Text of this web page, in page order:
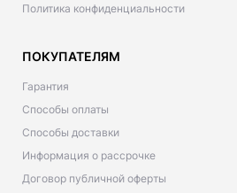
Политика конфиденциальности
ПОКУПАТЕЛЯМ
Гарантия
Способы оплаты
Способы доставки
Информация о рассрочке
Договор публичной оферты